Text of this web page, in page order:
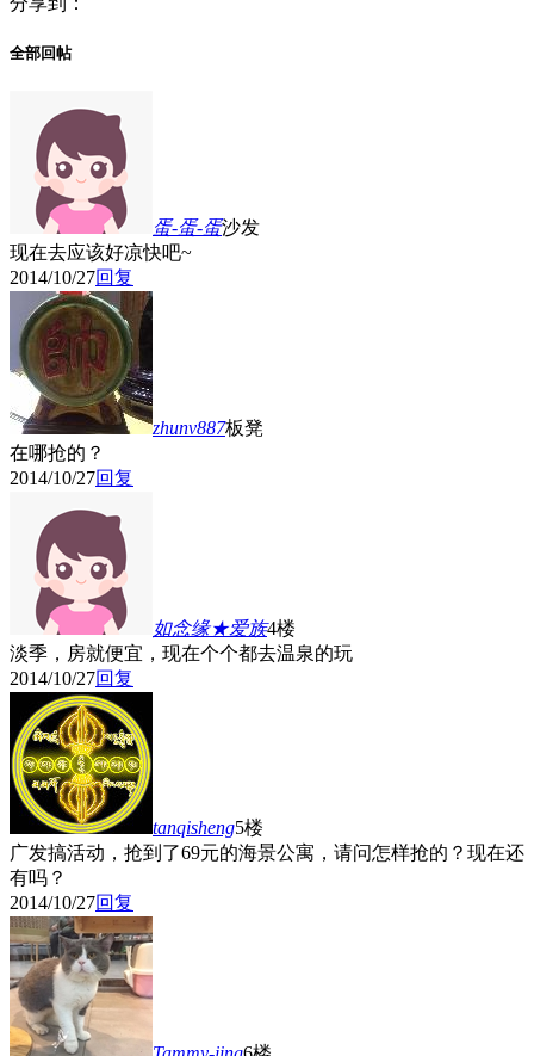
全部回帖
蛋-蛋-蛋沙发
现在去应该好凉快吧~
2014/10/27回复
zhunv887板凳
在哪抢的？
2014/10/27回复
如念缘★爱族4楼
淡季，房就便宜，现在个个都去温泉的玩
2014/10/27回复
tanqisheng5楼
广发搞活动，抢到了69元的海景公寓，请问怎样抢的？现在还
有吗？
2014/10/27回复